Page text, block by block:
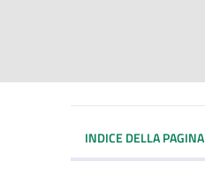
INDICE DELLA PAGINA